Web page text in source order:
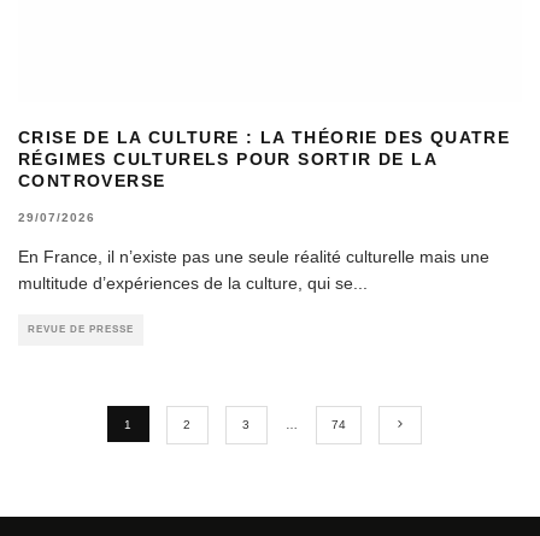
CRISE DE LA CULTURE : LA THÉORIE DES QUATRE
RÉGIMES CULTURELS POUR SORTIR DE LA
CONTROVERSE
29/07/2026
En France, il n’existe pas une seule réalité culturelle mais une
multitude d’expériences de la culture, qui se
REVUE DE PRESSE
1 2 3 74